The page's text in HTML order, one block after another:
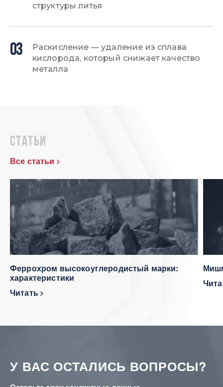
структуры литья
03
Раскисление — удаление из сплава
кислорода, который снижает качество
металла
статьи
Все статьи
Феррохром высокоуглеродистый марки:
характеристики
Читать
У ВАС ОСТАЛИСЬ ВОПРОСЫ?